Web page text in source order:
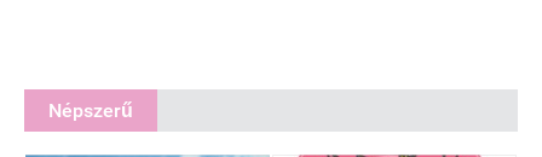
Népszerű